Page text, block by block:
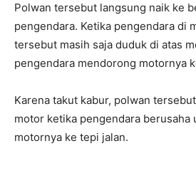
Polwan tersebut langsung naik ke
pengendara. Ketika pengendara di
tersebut masih saja duduk di atas
pengendara mendorong motornya
Karena takut kabur, polwan
motor ketika pengendara berusaha
motornya ke tepi jalan.